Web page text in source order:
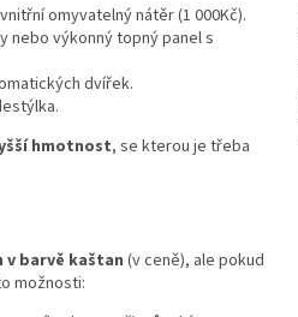
omyvatelný nátěr (1 000Kč).
nebo výkonný topný panel s
dvířek.
hmotnost, se kterou je třeba
v barvě kaštan(v ceně), ale pokud
možnosti: